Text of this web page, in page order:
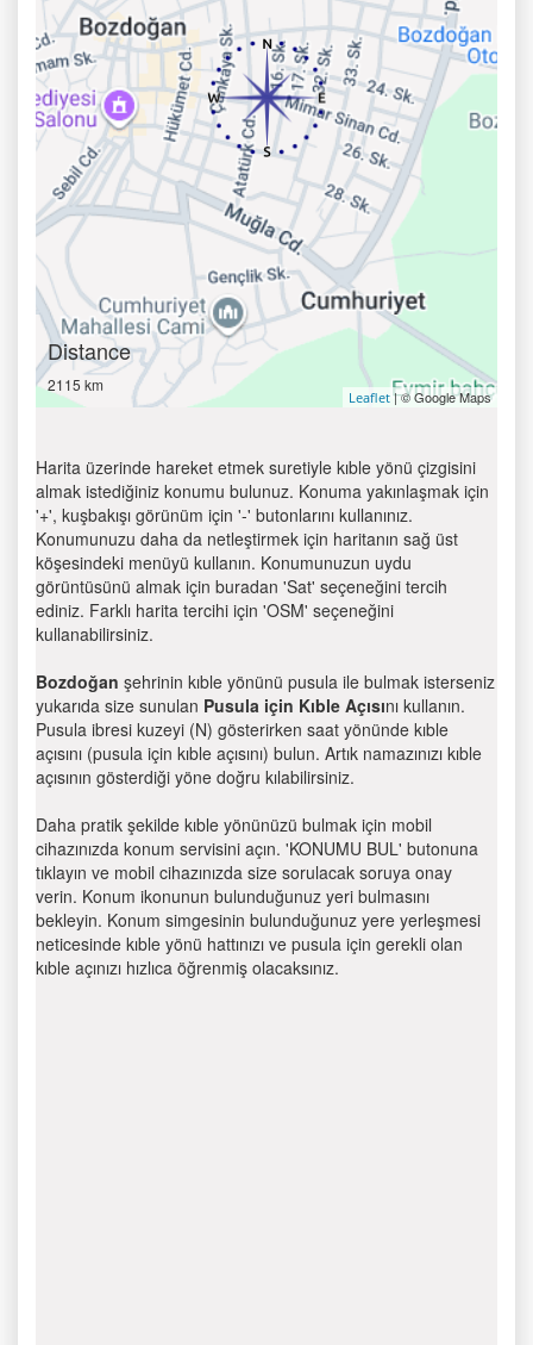
Distance
2115 km
Leaflet| © Google Maps
Harita üzerinde hareket etmek suretiyle kıble yönü çizgisini
almak istediğiniz konumu bulunuz. Konuma yakınlaşmak için
'+', kuşbakışı görünüm için '-' butonlarını kullanınız.
Konumunuzu daha da netleştirmek için haritanın sağ üst
köşesindeki menüyü kullanın. Konumunuzun uydu
görüntüsünü almak için buradan 'Sat' seçeneğini tercih
ediniz. Farklı harita tercihi için 'OSM' seçeneğini
kullanabilirsiniz.
Bozdoğan şehrinin kıble yönünü pusula ile bulmak isterseniz
yukarıda size sunulan Pusula için Kıble Açısını kullanın.
Pusula ibresi kuzeyi (N) gösterirken saat yönünde kıble
açısını (pusula için kıble açısını) bulun. Artık namazınızı kıble
açısının gösterdiği yöne doğru kılabilirsiniz.
Daha pratik şekilde kıble yönünüzü bulmak için mobil
cihazınızda konum servisini açın. 'KONUMU BUL' butonuna
tıklayın ve mobil cihazınızda size sorulacak soruya onay
verin. Konum ikonunun bulunduğunuz yeri bulmasını
bekleyin. Konum simgesinin bulunduğunuz yere yerleşmesi
neticesinde kıble yönü hattınızı ve pusula için gerekli olan
kıble açınızı hızlıca öğrenmiş olacaksınız.